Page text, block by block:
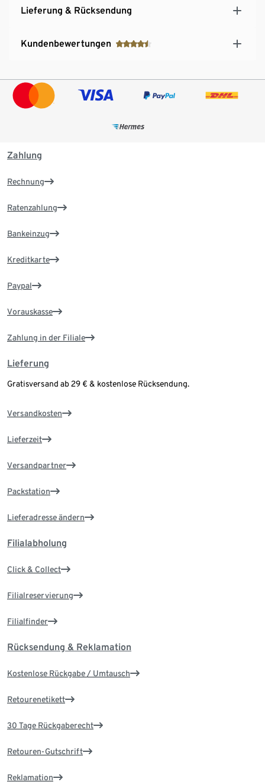
Lieferung & Rücksendung
Kundenbewertungen
Zahlung
Rechnung
Ratenzahlung
Bankeinzug
Kreditkarte
Paypal
Vorauskasse
Zahlung in der Filiale
Lieferung
Gratisversand ab 29 € & kostenlose Rücksendung.
Versandkosten
Lieferzeit
Versandpartner
Packstation
Lieferadresse ändern
Filialabholung
Click & Collect
Filialreservierung
Filialfinder
Rücksendung & Reklamation
Kostenlose Rückgabe / Umtausch
Retourenetikett
30 Tage Rückgaberecht
Retouren-Gutschrift
Reklamation